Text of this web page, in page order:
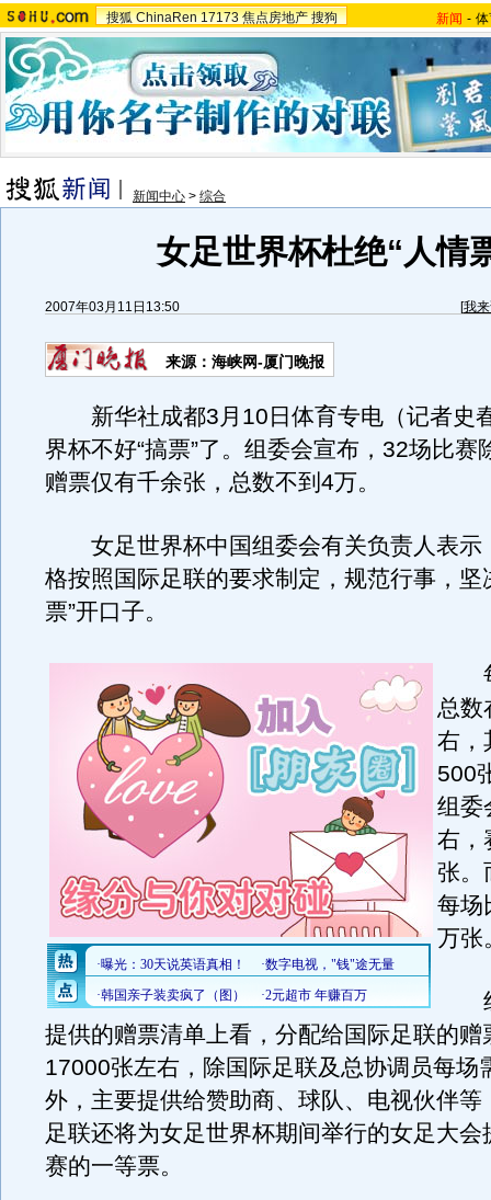
搜狐 ChinaRen 17173 焦点房地产 搜狗 新闻 -
新闻中心 > 综合
女足世界杯杜绝“人情
2007年03月11日13:50 [我
来源：海峡网-厦门晚报
新华社成都3月10日体育专电（记者史
界杯不好“搞票”了。组委会宣布，32场比赛
赠票仅有千余张，总数不到4万。
女足世界杯中国组委会有关负责人表示
格按照国际足联的要求制定，规范行事，坚
票”开口子。
每
总数
右，
500
组委
右，
张。
每场
万张
组
提供的赠票清单上看，分配给国际足联的赠
17000张左右，除国际足联及总协调员每场
外，主要提供给赞助商、球队、电视伙伴等
足联还将为女足世界杯期间举行的女足大会
赛的一等票。